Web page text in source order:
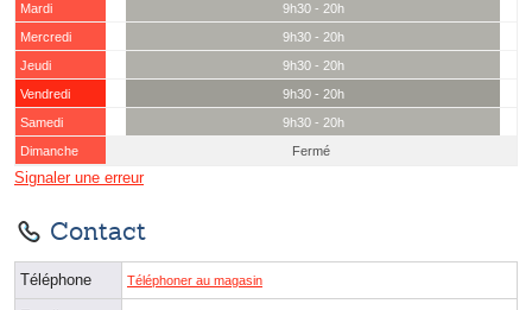
Mardi
9h30 - 20h
Mercredi
9h30 - 20h
Jeudi
9h30 - 20h
Vendredi
9h30 - 20h
Samedi
9h30 - 20h
Dimanche
Fermé
Signaler une erreur
Contact
Téléphone Téléphoner au magasin